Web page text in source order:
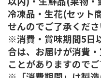
冷凍品・生花(セット
せんのでご了承くださ
※消費・賞味期間5日
合は、お届けが消費
ことがありますのでご